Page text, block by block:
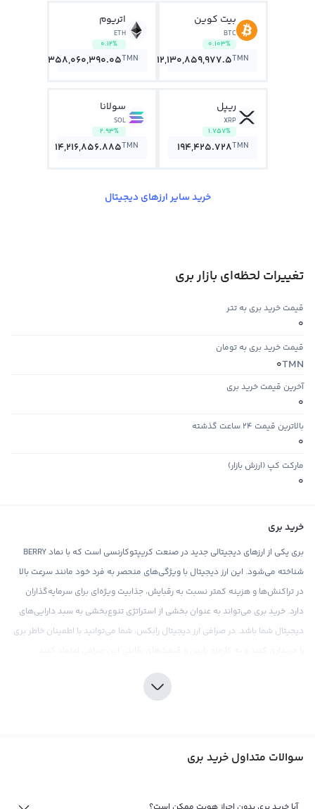
بیت کوین
BTC
0.103%
12,130,859,977.5TMN
اتریوم
ETH
0.12%
358,060,390.05TMN
ریپل
XRP
1.757%
194,425.728TMN
سولانا
SOL
2.93%
14,216,856.885TMN
خرید سایر ارزهای دیجیتال
تغییرات لحظه‌ای بازار بری
قیمت خرید بری به تتر
0
قیمت خرید بری به تومان
TMN
0
آخرین قیمت خرید بری
0
بالاترین قیمت ۲۴ ساعت گذشته
0
مارکت کپ (ارزش بازار)
0
خرید بری
بری یکی از ارزهای دیجیتالی جدید در صنعت کریپتوکارنسی است که با نماد BERRY
شناخته می‌شود. این ارز دیجیتال با ویژگی‌های منحصر به فرد خود مانند سرعت بالا
در تراکنش‌ها و هزینه کمتر نسبت به رقبایش، جذابیت ویژه‌ای برای سرمایه‌گذاران
دارد. خرید بری می‌تواند به عنوان بخشی از استراتژی تنوع‌بخشی به سبد دارایی‌های
دیجیتال شما باشد. در صرافی ارز دیجیتال رابکس، شما می‌توانید با اطمینان خاطر بری
اما مانند هر سرمایه‌گذاری دیگری، خرید بری نیز نیازمند دقت و توجه به جزئیات است.
تحقیق و بررسی دقیق قبل از هرگونه سرمایه‌گذاری ارزشمند است، به ویژه در بازار
سرمایه‌گذاری در بری بپردازند. همچنین، لازم است توجه داشته باشید که گفته‌ها و
سوالات متداول خرید بری